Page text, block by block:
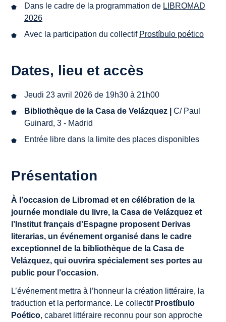
Dans le cadre de la programmation de LIBROMAD
2026
Avec la participation du collectif Prostíbulo poético
Dates, lieu et accès
Jeudi 23 avril 2026 de 19h30 à 21h00
Bibliothèque de la Casa de Velázquez |
C/ Paul
Guinard, 3 - Madrid
Entrée libre dans la limite des places disponibles
Présentation
À l’occasion de Libromad et en célébration de la
journée mondiale du livre, la Casa de Velázquez et
l’Institut français d'Espagne proposent Derivas
literarias, un événement organisé dans le cadre
exceptionnel de la bibliothèque de la Casa de
Velázquez, qui ouvrira spécialement ses portes au
public pour l’occasion.
L’événement mettra à l’honneur la création littéraire, la
traduction et la performance. Le collectif Prostíbulo
Poético, cabaret littéraire reconnu pour son approche